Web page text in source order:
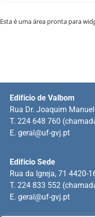
Esta é uma área pronta para
Edifício Sede
Rua da Igreja, 71 4420-
T. 224 833 552
E. geral@uf-gvj.pt
Edifício de Valbom
Rua Dr. Joaquim
T. 224 648 760
E. geral@uf-gvj.pt